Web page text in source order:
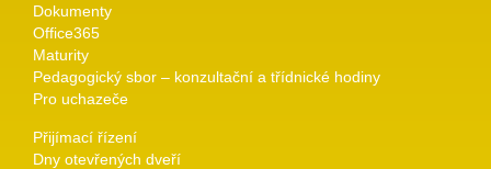
Dokumenty
Office365
Maturity
Pedagogický sbor – konzultační a třídnické hodiny
Pro uchazeče
Přijímací řízení
Dny otevřených dveří